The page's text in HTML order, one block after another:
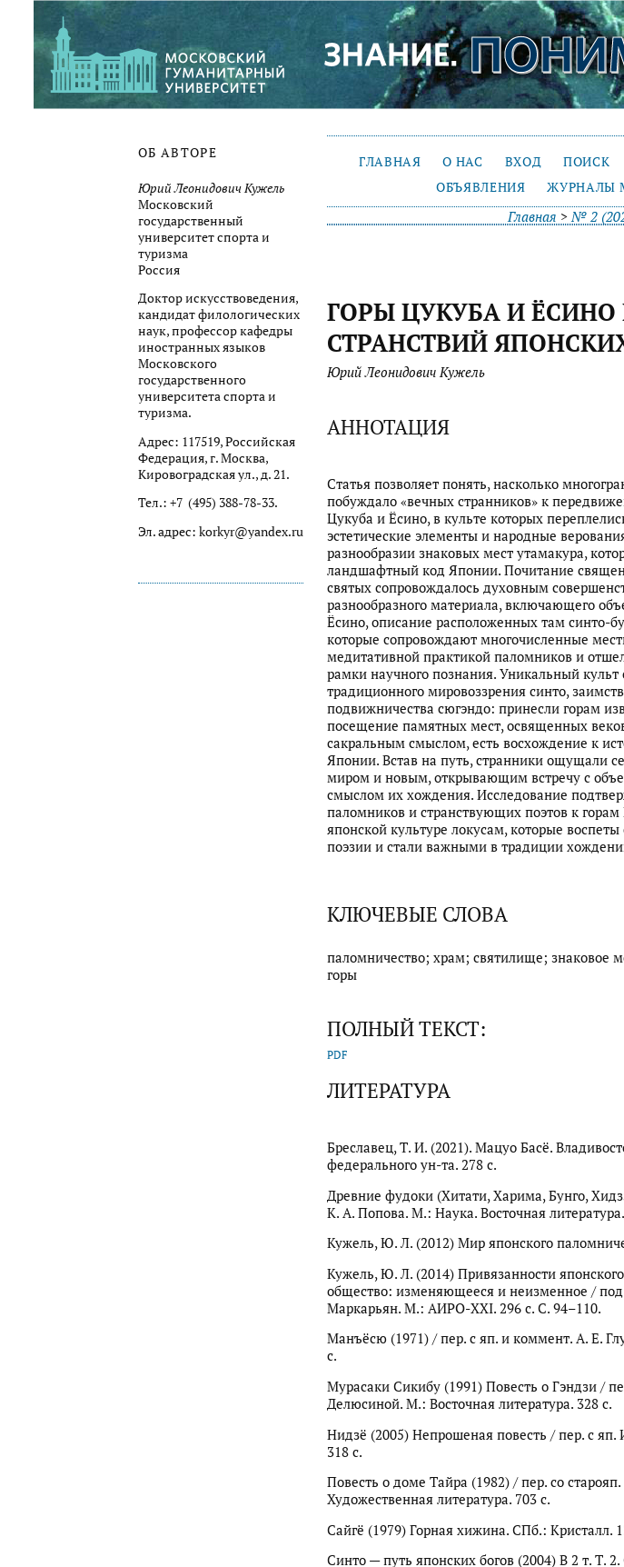
ОБ АВТОРЕ
Юрий Леонидович Кужель
Московский
государственный
университет спорта и
туризма
Россия
Доктор искусствоведения,
кандидат филологических
наук, профессор кафедры
иностранных языков
Московского
государственного
университета спорта и
туризма.
Адрес: 117519, Российская
Федерация, г. Москва,
Кировоградская ул., д. 21.
Тел.: +7 (495) 388-78-33.
Эл. адрес: korkyr@yandex.ru
ГЛАВНАЯ О НАС ВХОД ПОИСК
ОБЪЯВЛЕНИЯ
ЖУРНАЛЫ
Главная >№ 2
ГОРЫ ЦУКУБА И
СТРАНСТВИЙ
Юрий Леонидович Кужель
АННОТАЦИЯ
Статья позволяет понять, насколько
побуждало «вечных странников» к
Цукуба и Ёсино, в культе которых
эстетические элементы и народные
разнообразии знаковых мест утамакура,
ландшафтный код Японии. Почитание
святых сопровождалось духовным
разнообразного материала, включающего
Ёсино, описание расположенных там синто-
которые сопровождают многочисленные
медитативной практикой паломников и
рамки научного познания. Уникальный культ
традиционного мировоззрения синто,
подвижничества сюгэндо: принесли горам
посещение памятных мест, освященных
сакральным смыслом, есть восхождение к
Японии. Встав на путь, странники ощущали
миром и новым, открывающим встречу с
смыслом их хождения. Исследование
паломников и странствующих поэтов к
японской культуре локусам, которые
поэзии и стали важными в традиции
КЛЮЧЕВЫЕ СЛОВА
паломничество; храм; святилище; знаковое
горы
ПОЛНЫЙ ТЕКСТ:
PDF
ЛИТЕРАТУРА
Бреславец, Т. И. (2021). Мацуо Басё.
федерального ун-та. 278 с.
Древние фудоки (Хитати, Харима, Бунго,
К. А. Попова. М.: Наука. Восточная
Кужель, Ю. Л. (2012) Мир японского
Кужель, Ю. Л. (2014) Привязанности
общество: изменяющееся и неизменное /
Маркарьян. М.: АИРО-XXI. 296 с. С. 94–110.
Манъёсю (1971) / пер. с яп. и коммент. А. Е.
с.
Мурасаки Сикибу (1991) Повесть о Гэндзи /
Делюсиной. М.: Восточная литература. 328 с.
Нидзё (2005) Непрошеная повесть / пер. с
318 с.
Повесть о доме Тайра (1982) / пер. со
Художественная литература. 703 с.
Сайгё (1979) Горная хижина. СПб.: Кристалл.
Синто — путь японских богов (2004) В 2 т. Т.